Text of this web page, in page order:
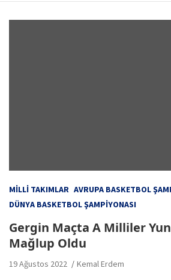
MILLI TAKIMLAR AVRUPA BASKETBOL
DÜNYA BASKETBOL ŞAMPIYONASI
Gergin Maçta A Milliler
Mağlup Oldu
19 Ağustos 2022 Kemal Erdem